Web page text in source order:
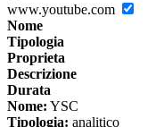
www.youtube.com
Nome
Tipologia
Proprieta
Descrizione
Durata
Nome: YSC
Tipologia: analitico